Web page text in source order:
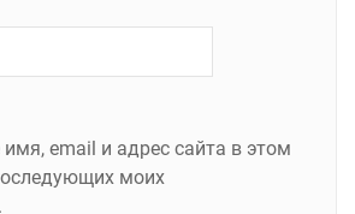
email и адрес сайта в этом
моих